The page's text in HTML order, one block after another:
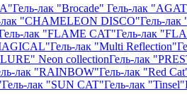
Гель-лак "Brocade" Гель-лак
лак "CHAMELEON DISCO"Гель-
лак "FLAME CAT"Гель-лак
Гель-лак "Multi Reflection"
Neon collectionГель-лак
лак "RAINBOW"Гель-лак "Red
Гель-лак "SUN CAT"Гель-лак "Tinsel"